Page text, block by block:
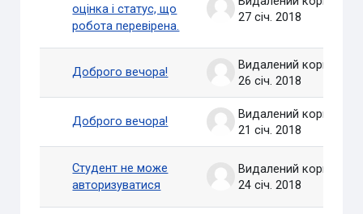
оцінка і статус, що
робота перевірена.
27 січ. 2018
Доброго вечора!
26 січ. 2018
Доброго вечора!
21 січ. 2018
Студент не може
авторизуватися
24 січ. 2018